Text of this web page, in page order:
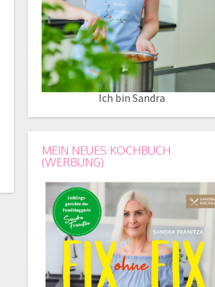
Ich bin Sandra
MEIN NEUES KOCHBUCH
(WERBUNG)